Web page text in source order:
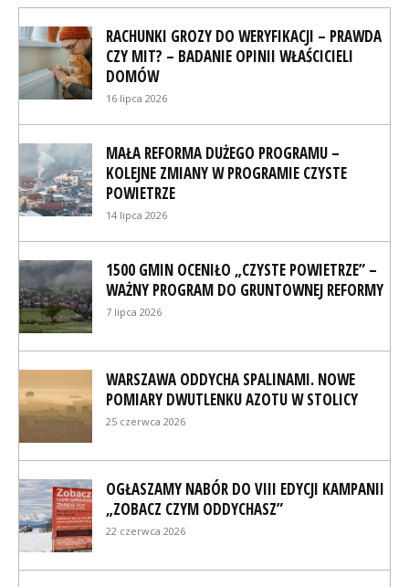
RACHUNKI GROZY DO WERYFIKACJI – PRAWDA
CZY MIT? – BADANIE OPINII WŁAŚCICIELI
DOMÓW
16 lipca 2026
MAŁA REFORMA DUŻEGO PROGRAMU –
KOLEJNE ZMIANY W PROGRAMIE CZYSTE
POWIETRZE
14 lipca 2026
1500 GMIN OCENIŁO „CZYSTE POWIETRZE” –
WAŻNY PROGRAM DO GRUNTOWNEJ REFORMY
7 lipca 2026
WARSZAWA ODDYCHA SPALINAMI. NOWE
POMIARY DWUTLENKU AZOTU W STOLICY
25 czerwca 2026
OGŁASZAMY NABÓR DO VIII EDYCJI KAMPANII
„ZOBACZ CZYM ODDYCHASZ”
22 czerwca 2026